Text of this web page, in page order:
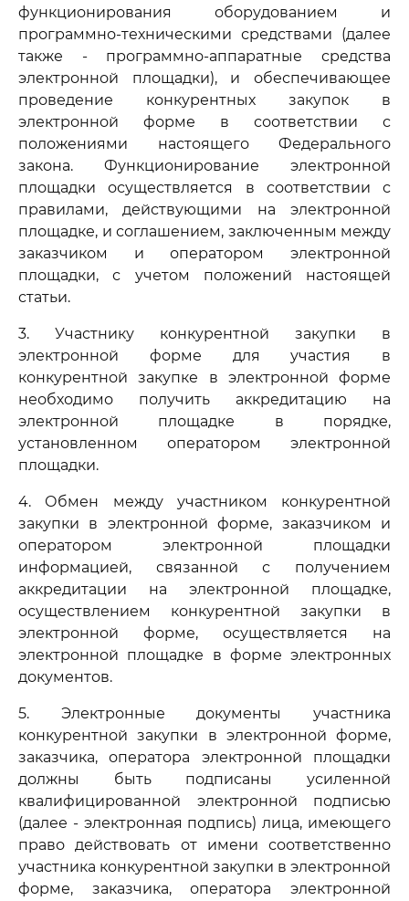
функционирования оборудованием и
программно-техническими средствами (далее
также - программно-аппаратные средства
электронной площадки), и обеспечивающее
проведение конкурентных закупок в
электронной форме в соответствии с
положениями настоящего Федерального
закона. Функционирование электронной
площадки осуществляется в соответствии с
правилами, действующими на электронной
площадке, и соглашением, заключенным между
заказчиком и оператором электронной
площадки, с учетом положений настоящей
статьи.
3. Участнику конкурентной закупки в
электронной форме для участия в
конкурентной закупке в электронной форме
необходимо получить аккредитацию на
электронной площадке в порядке,
установленном оператором электронной
площадки.
4. Обмен между участником конкурентной
закупки в электронной форме, заказчиком и
оператором электронной площадки
информацией, связанной с получением
аккредитации на электронной площадке,
осуществлением конкурентной закупки в
электронной форме, осуществляется на
электронной площадке в форме электронных
документов.
5. Электронные документы участника
конкурентной закупки в электронной форме,
заказчика, оператора электронной площадки
должны быть подписаны усиленной
квалифицированной электронной подписью
(далее - электронная подпись) лица, имеющего
право действовать от имени соответственно
участника конкурентной закупки в электронной
форме, заказчика, оператора электронной